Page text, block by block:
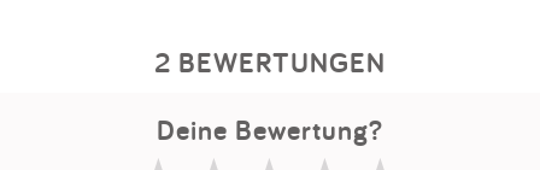
2 BEWERTUNGEN
Deine Bewertung?